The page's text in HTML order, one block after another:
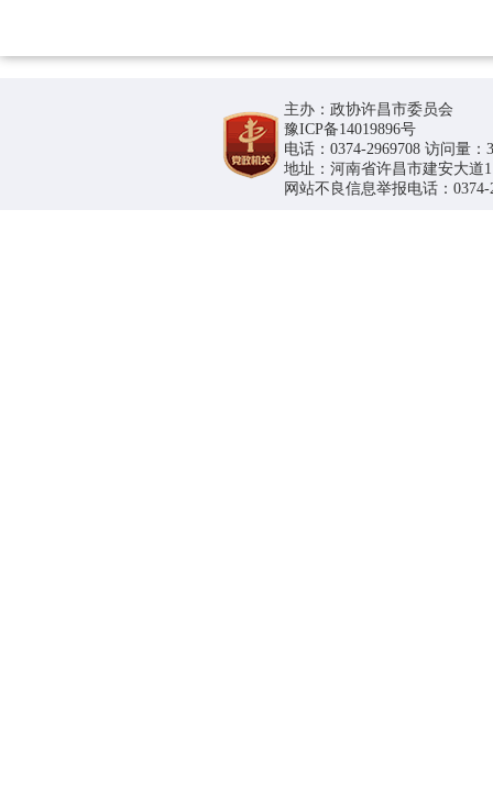
主办：政协许昌市委员会
豫ICP备14019896号
电话：0374-2969708 访问量：
地址：河南省许昌市建安大道
网站不良信息举报电话：